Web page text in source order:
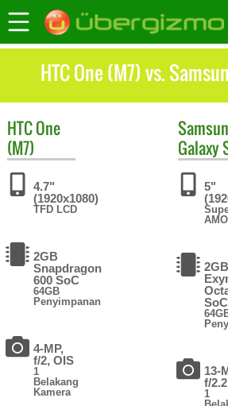
HTC One (M7) vs.
HTCOne
(M7)
4.7"
(1920x1080)
TFD LCD
2GB
Snapdragon
600 SoC
64GB
Penyimpanan
4-MP,
f/2, OIS
1
Belakang
Kamera
Galaxy
5"
2GB
SoC
13-
f/2.2
1